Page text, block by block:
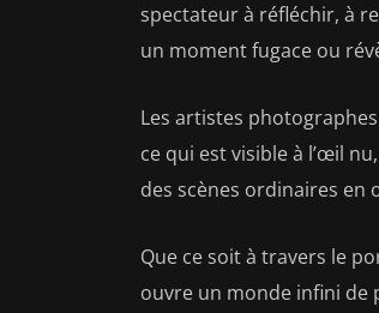
spectateur à réfléchir, à
un moment fugace ou
Les artistes
ce qui est visible à l’œil
des scènes ordinaires
Que ce soit à travers le
ouvre un monde infini de